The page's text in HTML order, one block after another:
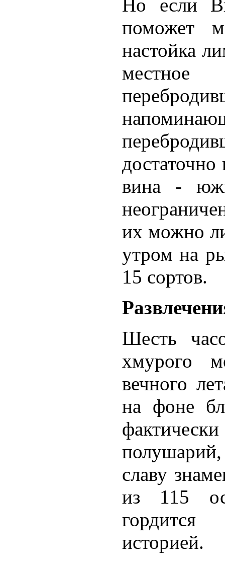
Но если
поможет
настойка
вина -
их можно
утром на
15 сортов.
Шесть
хмурого
вечного
на фоне
славу
из 115
историей.